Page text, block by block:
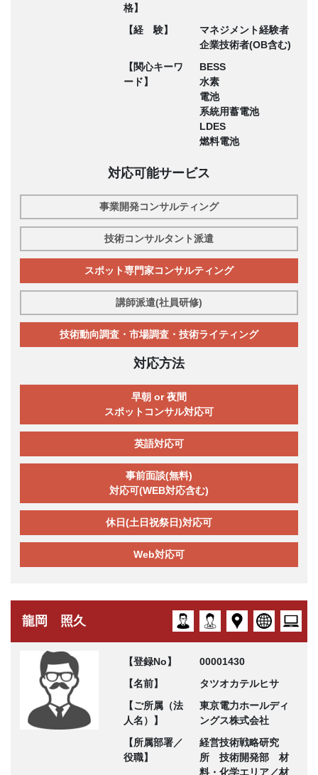
格】
【経 験】
マネジメント経験者
企業技術者(OB含む)
【関心キーワ
ード】
BESS
水素
電池
系統用蓄電池
LDES
燃料電池
対応可能サービス
事業開発コンサルティング
技術コンサルタント派遣
スポット専門家コンサルティング
講師派遣(社員研修)
技術動向調査・市場調査・技術ライティング
対応方法
早朝 or 夜間
スポットコンサル対応可
英語対応可
事前面談(無料)
対応可(WEB対応含む)
休日(土日祝祭日)対応可
Web対応可
龍岡 照久
【登録No】
00001430
【名前】
タツオカテルヒサ
【ご所属（法
人名）】
東京電力ホールディ
ングス株式会社
【所属部署／
役職】
経営技術戦略研究
所 技術開発部 材
料・化学エリア／材